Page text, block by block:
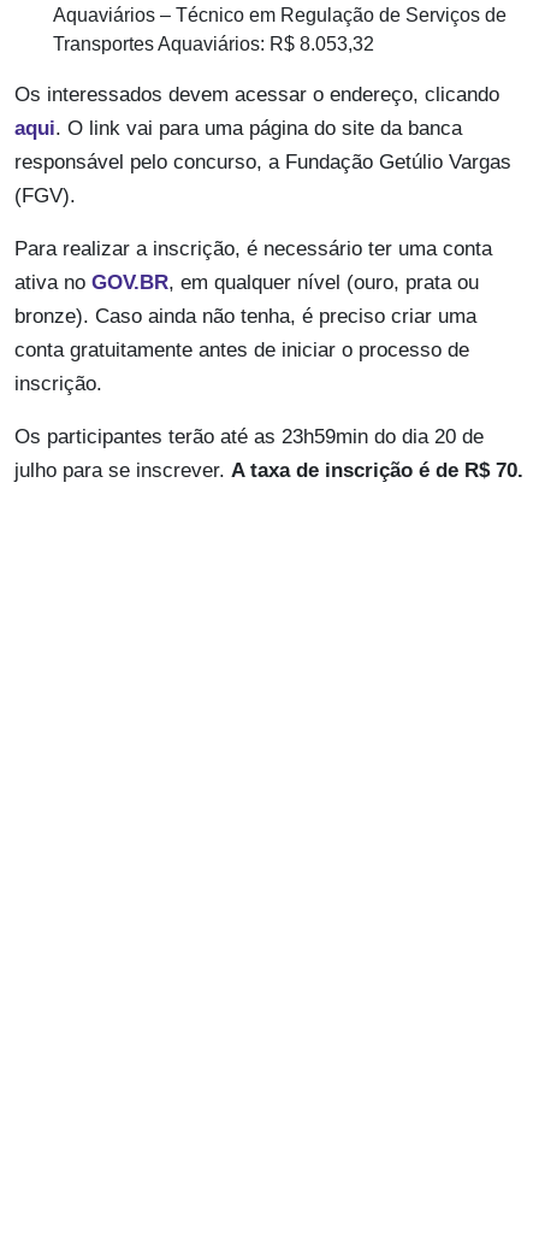
Aquaviários – Técnico em Regulação de Serviços de
Transportes Aquaviários: R$ 8.053,32
Os interessados devem acessar o endereço, clicando
aqui. O link vai para uma página do site da banca
responsável pelo concurso, a Fundação Getúlio Vargas
(FGV).
Para realizar a inscrição, é necessário ter uma conta
ativa no GOV.BR, em qualquer nível (ouro, prata ou
bronze). Caso ainda não tenha, é preciso criar uma
conta gratuitamente antes de iniciar o processo de
inscrição.
Os participantes terão até as 23h59min do dia 20 de
julho para se inscrever. A taxa de inscrição é de R$ 70.